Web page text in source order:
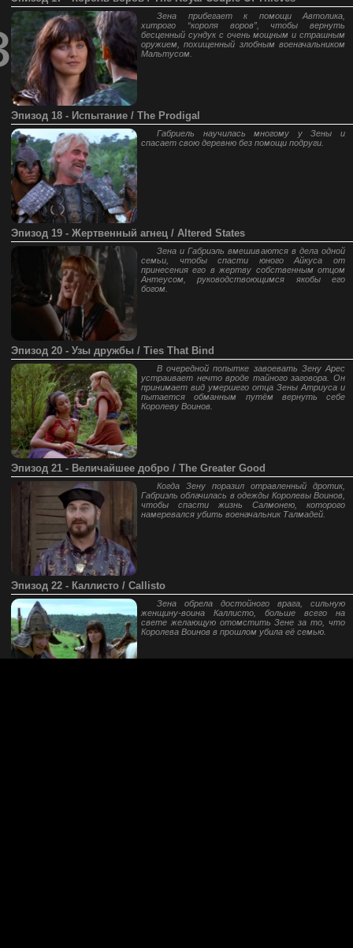
Зена прибегает к помощи Автолика,
хитрого “короля воров”, чтобы вернуть
бесценный сундук с очень мощным и страшным
оружием, похищенный злобным военачальником
Мальтусом.
Эпизод 18 - Испытание / The Prodigal
Габриель научилась многому у Зены и
спасает свою деревню без помощи подруги.
Эпизод 19 - Жертвенный агнец / Altered States
Зена и Габриэль вмешиваются в дела одной
семьи, чтобы спасти юного Айкуса от
принесения его в жертву собственным отцом
Антеусом, руководствоющимся якобы его
богом.
Эпизод 20 - Узы дружбы / Ties That Bind
В очередной попытке завоевать Зену Арес
устраивает нечто вроде тайного заговора. Он
принимает вид умершего отца Зены Атриуса и
пытается обманным путём вернуть себе
Королеву Воинов.
Эпизод 21 - Величайшее добро / The Greater Good
Когда Зену поразил отравленный дротик,
Габриэль облачилась в одежды Королевы Воинов,
чтобы спасти жизнь Салмонею, которого
намеревался убить военачальник Талмадей.
Эпизод 22 - Каллисто / Callisto
Зена обрела достойного врага, сильную
женщину-воина Каллисто, больше всего на
свете желающую отомстить Зене за то, что
Королева Воинов в прошлом убила её семью.